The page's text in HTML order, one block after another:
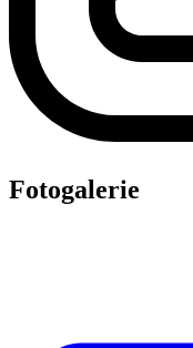
Fotogalerie